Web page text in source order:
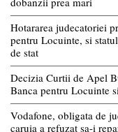
Hotararea judecatoriei
pentru Locuinte, si
de stat
Decizia Curtii de Apel
Banca pentru Locuinte
Vodafone, obligata de
caruia a refuzat sa-i